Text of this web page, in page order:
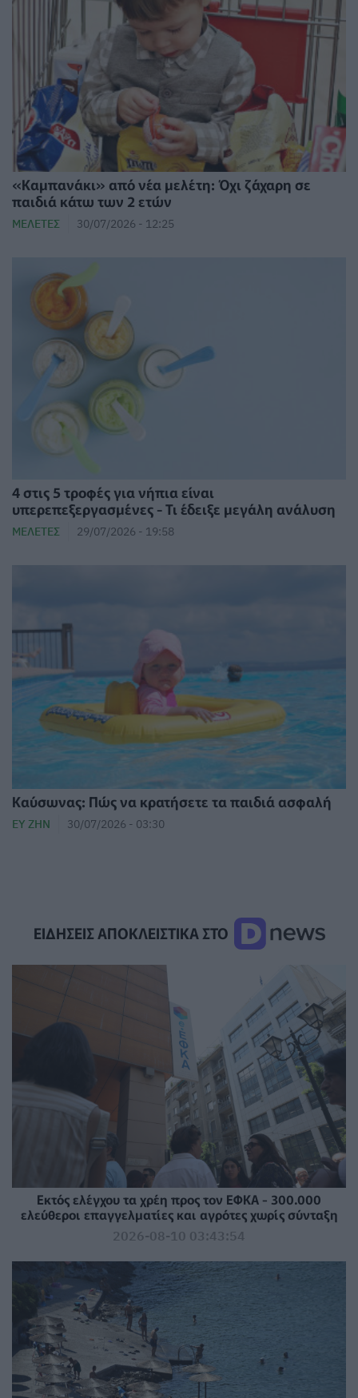
«Καμπανάκι» από νέα μελέτη: Όχι ζάχαρη σε
παιδιά κάτω των 2 ετών
ΜΕΛΈΤΕΣ 30/07/2026 - 12:25
4 στις 5 τροφές για νήπια είναι
υπερεπεξεργασμένες - Τι έδειξε μεγάλη ανάλυση
ΜΕΛΈΤΕΣ 29/07/2026 - 19:58
Καύσωνας: Πώς να κρατήσετε τα παιδιά ασφαλή
ΕΥ ΖΗΝ 30/07/2026 - 03:30
ΕΙΔΗΣΕΙΣ ΑΠΟΚΛΕΙΣΤΙΚΑ ΣΤΟ
Εκτός ελέγχου τα χρέη προς τον ΕΦΚΑ - 300.000
ελεύθεροι επαγγελματίες και αγρότες χωρίς σύνταξη
2026-08-10 03:43:54